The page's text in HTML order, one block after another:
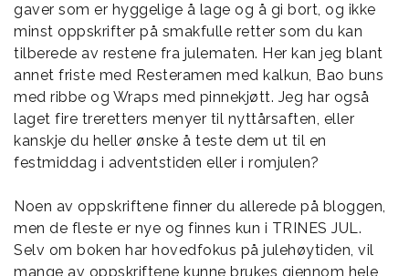
gaver som er hyggelige å lage og å gi bort, og ikke
minst oppskrifter på smakfulle retter som du kan
tilberede av restene fra julematen. Her kan jeg blant
annet friste med Resteramen med kalkun, Bao buns
med ribbe og Wraps med pinnekjøtt. Jeg har også
laget fire treretters menyer til nyttårsaften, eller
kanskje du heller ønske å teste dem ut til en
festmiddag i adventstiden eller i romjulen?
Noen av oppskriftene finner du allerede på bloggen,
men de fleste er nye og finnes kun i TRINES JUL.
Selv om boken har hovedfokus på julehøytiden, vil
mange av oppskriftene kunne brukes gjennom hele